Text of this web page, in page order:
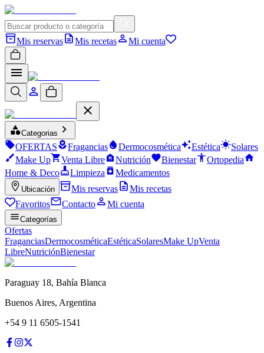
Mis reservas Mis recetas Mi cuenta
Categorias
OFERTAS Fragancias Dermocosmética Estética
Solares
Make Up
Venta Libre Nutrición Bienestar
Ortopedia
Home & Deco
Limpieza Medicamentos
Ubicación Mis reservas
Mis recetas
Favoritos
Contacto Mi cuenta
Categorías
Ofertas
FraganciasDermocosméticaEstéticaSolaresMake UpVenta
LibreNutriciónBienestar
Paraguay 18, Bahía Blanca
Buenos Aires, Argentina
+54 9 11 6505-1541